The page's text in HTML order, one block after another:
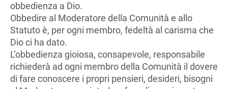
obbedienza a Dio.
Obbedire al Moderatore della Comunità e allo
Statuto è, per ogni membro, fedeltà al carisma che
Dio ci ha dato.
L’obbedienza gioiosa, consapevole, responsabile
richiederà ad ogni membro della Comunità il dovere
di fare conoscere i propri pensieri, desideri, bisogni